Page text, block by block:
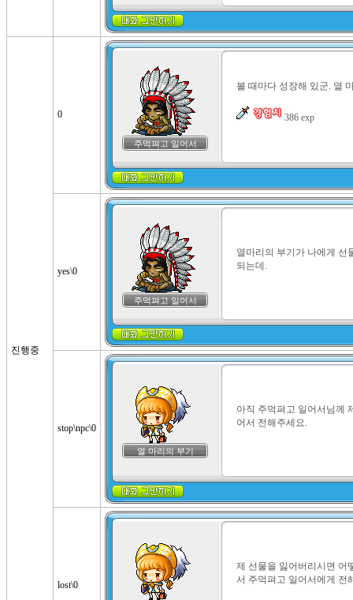
진행중
0
주먹펴고 일어서
볼 때마다 성장해 있군. 열
386 exp
yes\0
주먹펴고 일어서
열마리의 부기가 나에게 선
되는데.
stop\npc\0
열 마리의 부기
아직 주먹펴고 일어서님께
어서 전해주세요.
lost\0
제 선물을 잃어버리시면 어
서 주먹펴고 일어서에게 전